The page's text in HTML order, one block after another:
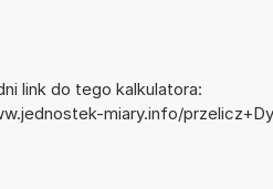
link do tego kalkulatora:
miary.info/